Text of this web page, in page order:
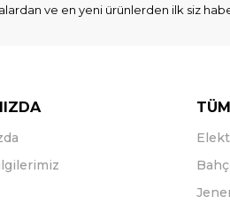
ve en yeni ürünlerden ilk siz